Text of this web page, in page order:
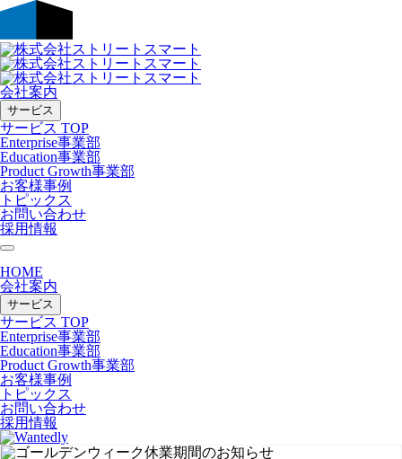
会社案内
サービス
サービス TOP
Enterprise事業部
Education事業部
Product Growth事業部
お客様事例
トピックス
お問い合わせ
採用情報
HOME
会社案内
サービス
サービス TOP
Enterprise事業部
Education事業部
Product Growth事業部
お客様事例
トピックス
お問い合わせ
採用情報